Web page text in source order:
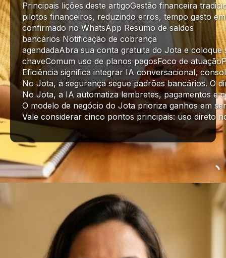
Principais lições deste artigoGestão financeira
pilotos financeiros, reduzindo erros, tempo gasto
confirmado no WhatsApp Resumo de saldos
bancários Notificação de cobrança
agendadaAbra sua conta gratuita do Jota e
chaveComum uso de planos pagosFoco de
Eficiência significa integrar IA conversacional,
No Jota, a segurança segue padrões bancários. O
No Jota, a IA automatiza lembretes, pagamentos e
O modelo de negócio do Jota prioriza ganhos em
Vale considerar cinco pontos principais: uso direto